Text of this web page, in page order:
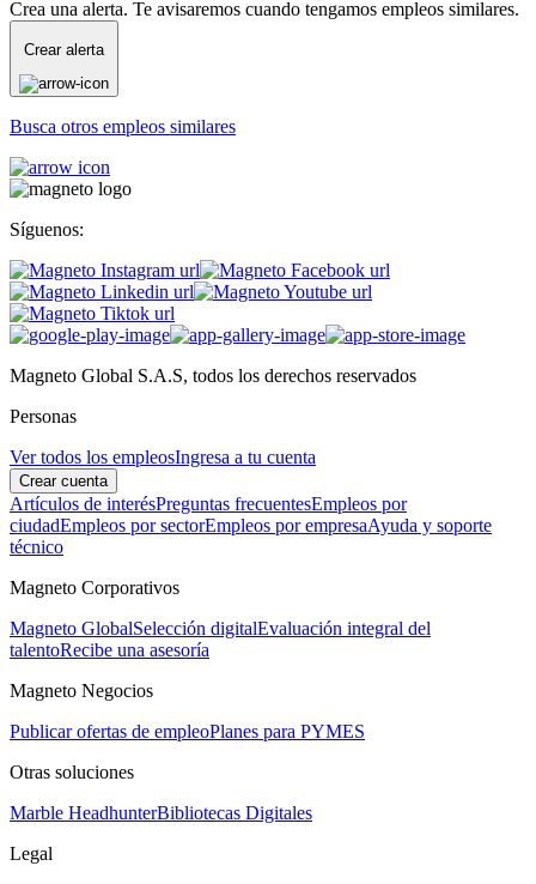
Crea una alerta. Te avisaremos cuando tengamos empleos similares.
Crear alerta
Busca otros empleos similares
Síguenos:
Magneto Global S.A.S, todos los derechos reservados
Personas
Ver todos los empleosIngresa a tu cuenta
Crear cuenta
Artículos de interésPreguntas frecuentesEmpleos por
ciudadEmpleos por sectorEmpleos por empresaAyuda y soporte
técnico
Magneto Corporativos
Magneto GlobalSelección digitalEvaluación integral del
talentoRecibe una asesoría
Magneto Negocios
Publicar ofertas de empleoPlanes para PYMES
Otras soluciones
Marble HeadhunterBibliotecas Digitales
Legal